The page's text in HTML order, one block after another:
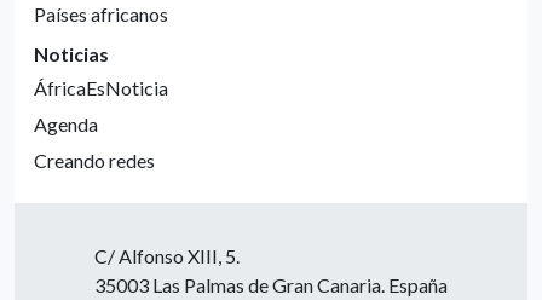
Países africanos
Noticias
ÁfricaEsNoticia
Agenda
Creando redes
C/ Alfonso XIII, 5.
35003 Las Palmas de Gran Canaria. España